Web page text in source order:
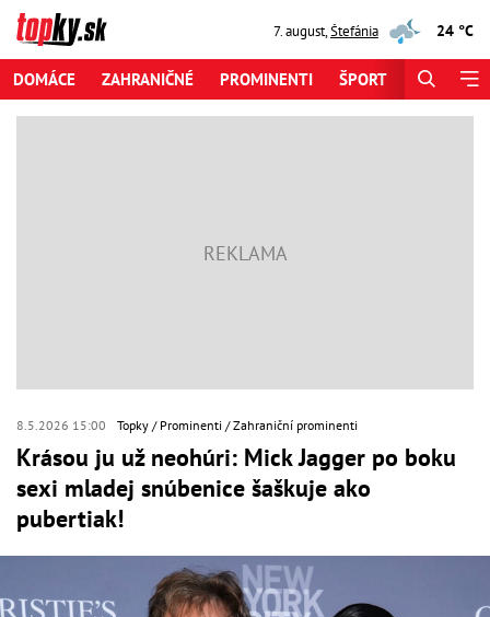
7. august,Štefánia 24 °C
DOMÁCE ZAHRANIČNÉ PROMINENTI ŠPORT
8.5.2026 15:00 Topky Prominenti Zahraniční prominenti
Krásou ju už neohúri: Mick Jagger po boku
sexi mladej snúbenice šaškuje ako
pubertiak!